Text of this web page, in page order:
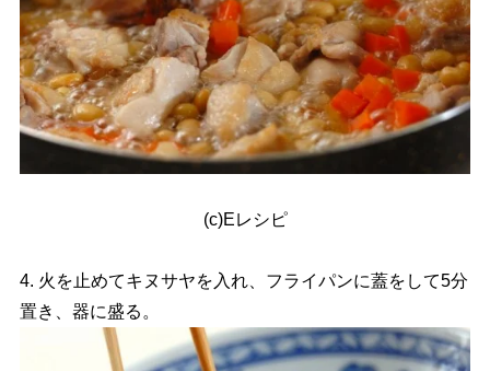
(c)Eレシピ
4. 火を止めてキヌサヤを入れ、フライパンに蓋をして5分
置き、器に盛る。